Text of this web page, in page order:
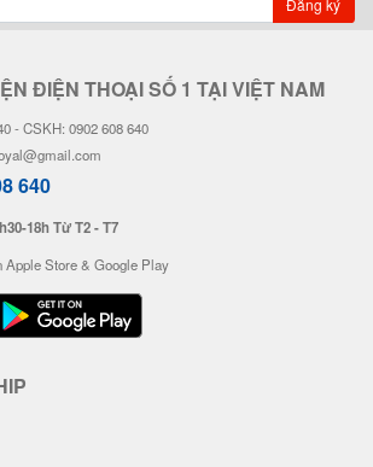
á Vàng - Túi Tiền Vàng
46.000 đ
36.000 đ